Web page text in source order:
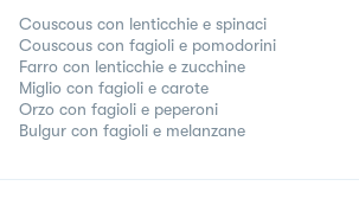
Couscous con lenticchie e spinaci
Couscous con fagioli e pomodorini
Farro con lenticchie e zucchine
Miglio con fagioli e carote
Orzo con fagioli e peperoni
Bulgur con fagioli e melanzane